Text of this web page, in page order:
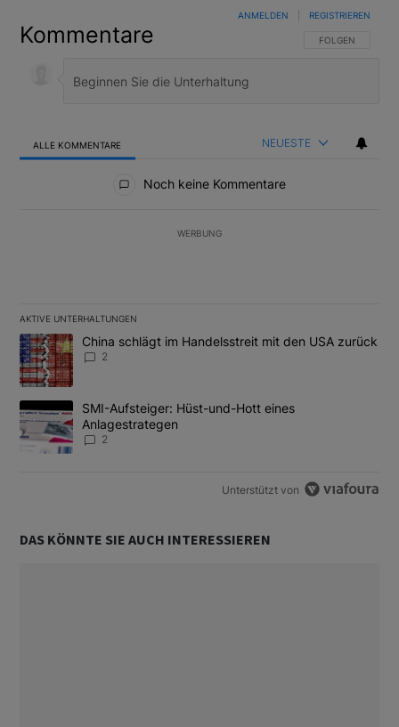
Kommentare FOLGE DIESER
FOLGEN
ANMELDEN REGISTRIEREN
ALLE KOMMENTARE NEUESTE
Noch keine Kommentare
WERBUNG
AKTIVE UNTERHALTUNGEN
Das Folgende ist eine Liste der am meisten kommentierten
Ein Trendartikel mit dem Titel "China schlägt im Handelsstreit
China schlägt im Handelsstreit mit den USA zurück
2
Ein Trendartikel mit dem Titel "SMI-Aufsteiger: Hüst-und-Hott
SMI-Aufsteiger: Hüst-und-Hott eines
Anlagestrategen
2
Unterstützt von
DAS KÖNNTE SIE AUCH INTERESSIEREN